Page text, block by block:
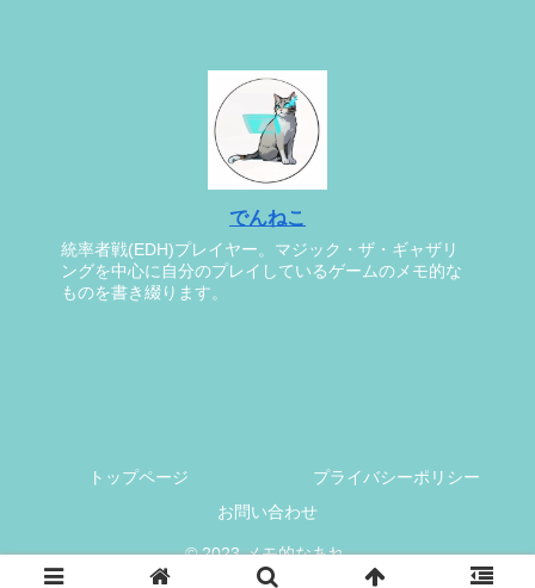
でんねこ
統率者戦(EDH)プレイヤー。マジック・ザ・ギャザリ
ングを中心に自分のプレイしているゲームのメモ的な
ものを書き綴ります。
トップページ
プライバシーポリシー
お問い合わせ
© 2023 メモ的なあれ.